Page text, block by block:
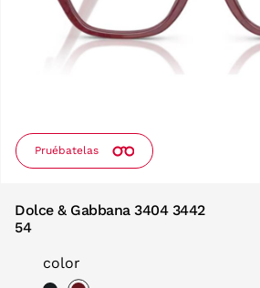
Pruébatelas
Dolce & Gabbana 3404 3442
54
color